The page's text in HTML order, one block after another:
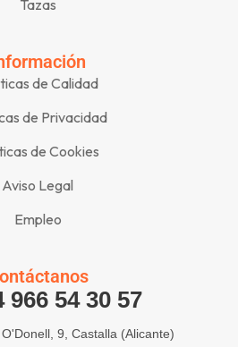
Tazas
de Calidad
de Privacidad
de Cookies
Aviso Legal
Empleo
966 54 30 57
9, Castalla (Alicante)